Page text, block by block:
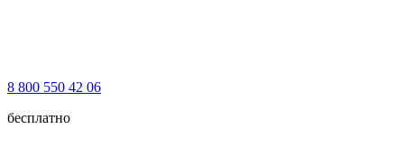
8 800 550 42 06
бесплатно